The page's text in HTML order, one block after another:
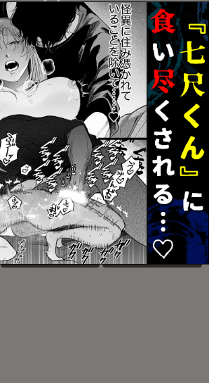
白い、白い宣告
お気に入り
常夢の海
お気に入り
アクサマ。その4
お気に入り
踊り出すシンデレラ
お気に入り